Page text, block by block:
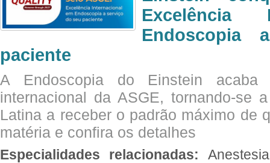
Excelência
Endoscopia
paciente
A Endoscopia do Einstein
internacional da ASGE, tornando-se
Latina a receber o padrão máximo de
matéria e confira os detalhes
Especialidades relacionadas: